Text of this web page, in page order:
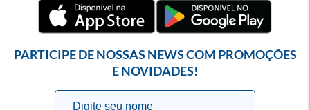
PARTICIPE DE NOSSAS NEWS COM PROMOÇÕES
E NOVIDADES!